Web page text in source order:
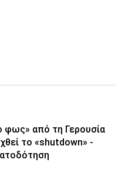
φως» από τη Γερουσία
το «shutdown» -